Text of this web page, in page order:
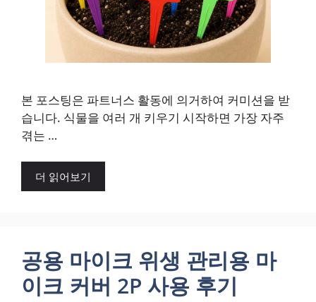
본 포스팅은 파트너스 활동에 의거하여 커미션을 받
습니다. 식물을 여러 개 키우기 시작하면 가장 자주
겪는 …
더 읽어보기
공용 마이크 위생 관리용 마
이크 커버 2P 사용 후기